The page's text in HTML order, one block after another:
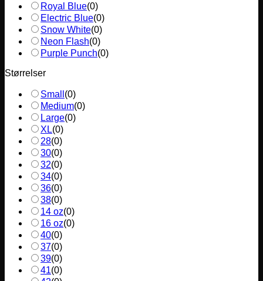
Royal Blue(0)
Electric Blue(0)
Snow White(0)
Neon Flash(0)
Purple Punch(0)
Størrelser
Small (0)
Medium(0)
Large(0)
XL(0)
28(0)
30(0)
32(0)
34(0)
36(0)
38(0)
14 oz(0)
16 oz(0)
40(0)
37(0)
39(0)
41(0)